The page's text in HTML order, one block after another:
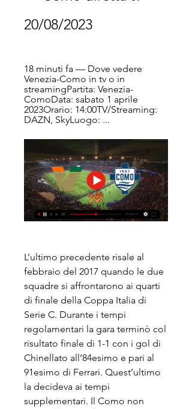
20/08/2023
18 minuti fa — Dove vedere
Venezia-Como in tv o in
streamingPartita: Venezia-
ComoData: sabato 1 aprile
2023Orario: 14:00TV/Streaming:
DAZN, SkyLuogo: ...
L’ultimo precedente risale al
febbraio del 2017 quando le due
squadre si affrontarono ai quarti
di finale della Coppa Italia di
Serie C. Durante i tempi
regolamentari la gara terminò col
risultato finale di 1-1 con i gol di
Chinellato all’84esimo e pari al
91esimo di Ferrari. Quest’ultimo
la decideva ai tempi
supplementari. Il Como non